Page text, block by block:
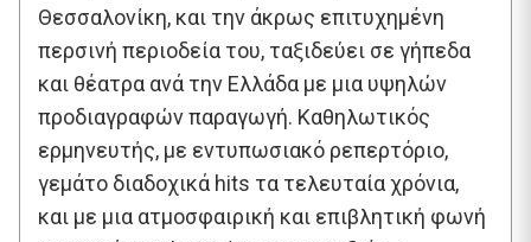
Θεσσαλονίκη, και την άκρως επιτυχημένη
περσινή περιοδεία του, ταξιδεύει σε γήπεδα
και θέατρα ανά την Ελλάδα με μια υψηλών
προδιαγραφών παραγωγή. Καθηλωτικός
ερμηνευτής, με εντυπωσιακό ρεπερτόριο,
γεμάτο διαδοχικά hits τα τελευταία χρόνια,
και με μια ατμοσφαιρική και επιβλητική φωνή